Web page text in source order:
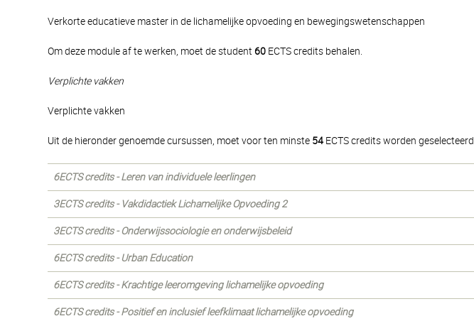
Verkorte educatieve master in de lichamelijke opvoeding en bewegingswetenschappen
Om deze module af te werken, moet de student60 ECTS credits behalen.
Verplichte vakken
Verplichte vakken
Uit de hieronder genoemde cursussen, moet voor ten minste 54 ECTS credits worden geselecteerd.
6ECTS credits - Leren van individuele leerlingen
3ECTS credits - Vakdidactiek Lichamelijke Opvoeding 2
3ECTS credits - Onderwijssociologie en onderwijsbeleid
6ECTS credits - Urban Education
6ECTS credits - Krachtige leeromgeving lichamelijke opvoeding
6ECTS credits - Positief en inclusief leefklimaat lichamelijke opvoeding